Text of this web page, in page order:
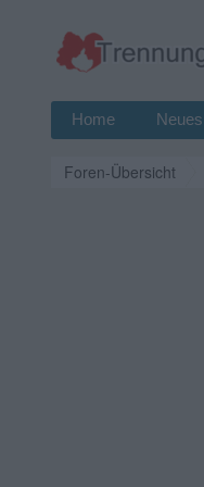
Home Neues
Foren-Übersicht